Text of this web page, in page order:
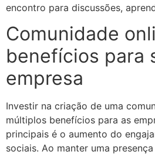
encontro para discussões,
Comunidade
benefícios para
empresa
Investir na criação de uma
múltiplos benefícios para as
principais é o aumento do
sociais. Ao manter uma